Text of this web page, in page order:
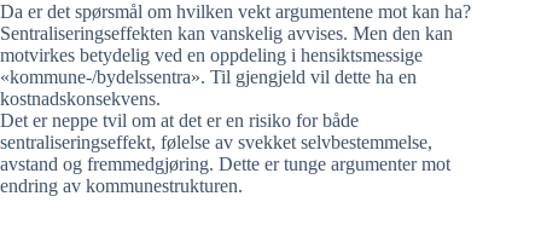
Da er det spørsmål om hvilken vekt argumentene mot kan ha?
Sentraliseringseffekten kan vanskelig avvises. Men den kan
motvirkes betydelig ved en oppdeling i hensiktsmessige
«kommune-/bydelssentra». Til gjengjeld vil dette ha en
kostnadskonsekvens.
Det er neppe tvil om at det er en risiko for både
sentraliseringseffekt, følelse av svekket selvbestemmelse,
avstand og fremmedgjøring. Dette er tunge argumenter mot
endring av kommunestrukturen.